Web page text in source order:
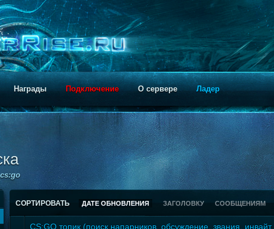
Награды Подключение О сервере Ладер
cs:go
СОРТИРОВАТЬ ДАТЕ ОБНОВЛЕНИЯ ЗАГОЛОВКУ СООБЩЕНИЯМ
CS:GO топик (поиск напарников, обсуждение, звания, инвайт...